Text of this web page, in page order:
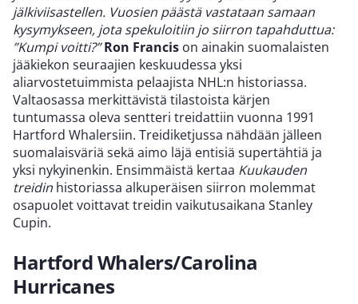
jälkiviisastellen. Vuosien päästä vastataan samaan
kysymykseen, jota spekuloitiin jo siirron tapahduttua:
”Kumpi voitti?” Ron Francis on ainakin suomalaisten
jääkiekon seuraajien keskuudessa yksi
aliarvostetuimmista pelaajista NHL:n historiassa.
Valtaosassa merkittävistä tilastoista kärjen
tuntumassa oleva sentteri treidattiin vuonna 1991
Hartford Whalersiin. Treidiketjussa nähdään jälleen
suomalaisväriä sekä aimo läjä entisiä supertähtiä ja
yksi nykyinenkin. Ensimmäistä kertaa Kuukauden
treidin historiassa alkuperäisen siirron molemmat
osapuolet voittavat treidin vaikutusaikana Stanley
Cupin.
Hartford Whalers/Carolina
Hurricanes